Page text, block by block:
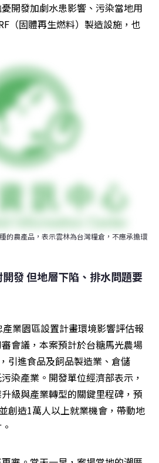
開發加劇水患影響、污染當地用
（固體再生燃料）製造設施，也
的農產品，表示雲林為台灣糧倉，不應承擔環
發 但地層下陷、排水問題要
業園區設置計畫環境影響評估報
會議，本案預計於台糖馬光農場
引進食品及飼品製造業、倉儲
染產業。開發單位經濟部表示，
級與產業轉型的關鍵里程碑，預
創造1萬人以上就業機會，帶動地